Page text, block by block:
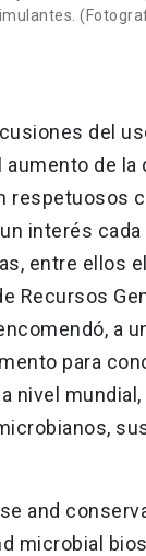
del
de
interés
entre ellos
Recursos
a
para
nivel
and
microbial